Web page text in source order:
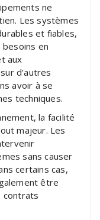
ne
Les systèmes
et fiables,
en
aux
d’autres
avoir à se
techniques.
la facilité
majeur. Les
sans causer
certains cas,
être
contrats